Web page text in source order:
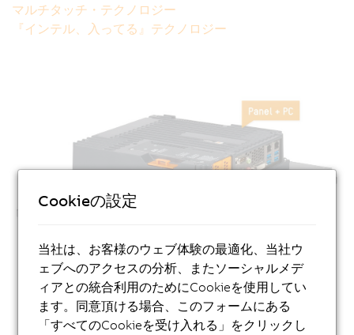
マルチタッチ・テクノロジー
『インテル、入ってる』テクノロジー
Cookieの設定
当社は、お客様のウェブ体験の最適化、当社ウ
ェブへのアクセスの分析、またソーシャルメデ
ィアとの統合利用のためにCookieを使用してい
ます。同意頂ける場合、このフォームにある
「すべてのCookieを受け入れる」をクリックし